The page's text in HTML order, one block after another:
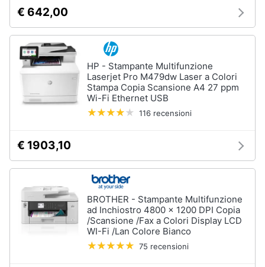
€ 642,00
HP - Stampante Multifunzione
Laserjet Pro M479dw Laser a Colori
Stampa Copia Scansione A4 27 ppm
Wi-Fi Ethernet USB
116 recensioni
€ 1903,10
BROTHER - Stampante Multifunzione
ad Inchiostro 4800 x 1200 DPI Copia
/Scansione /Fax a Colori Display LCD
WI-Fi /Lan Colore Bianco
75 recensioni